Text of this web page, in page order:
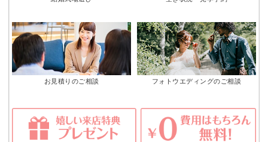
お見積りのご相談 フォトウエディングのご相談